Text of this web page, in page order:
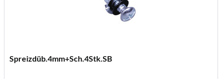
Spreizdüb.4mm+Sch.4Stk.SB